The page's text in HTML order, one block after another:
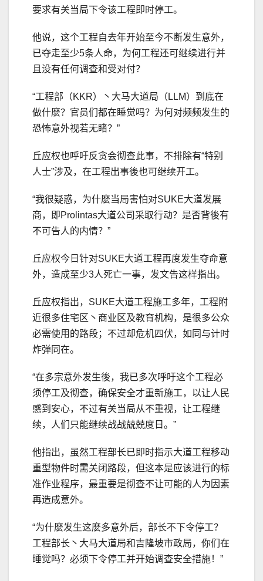
要求有关当局下令该工程即时停工。
他说，这个工程自去年开始至今不断发生意外，
已夺走至少5条人命，为何工程还可继续进行并
且没有任何调查和受对付？
“工程部（KKR）丶大马大道局（LLM）到底在
做什麽？官员们都在睡觉吗？为何对频频发生的
恐怖意外视若无睹？”
丘应权也呼吁反贪会彻查此事，不排除有“特别
人士”涉及，在工程出事後也可继续开工。
“我很疑惑，为什麽当局害怕对SUKE大道发展
商，即Prolintas大道公司采取行动？是否背後有
不可告人的内情？”
丘应权今日针对SUKE大道工程再度发生夺命意
外，造成至少3人死亡一事，发文告这样指出。
丘应权指出，SUKE大道工程施工多年，工程附
近很多住宅区丶商业区及教育机构，是很多公众
必需使用的路段；不过却危机四伏，如同与计时
炸弹同在。
“在多宗意外发生後，我已多次呼吁这个工程必
须停工及彻查，确保安全才重新施工，以让人民
感到安心，不过有关当局从不重视，让工程继
续，人们只能继续战战兢兢度日。”
他指出，虽然工程部长已即时指示大道工程移动
重型物件时需关闭路段，但这本是应该进行的标
准作业程序，最重要是彻查不让可能的人为因素
再造成意外。
“为什麽发生这麽多意外后，部长不下令停工？
工程部长丶大马大道局和吉隆坡市政局，你们在
睡觉吗？必须下令停工并开始调查安全措施！”